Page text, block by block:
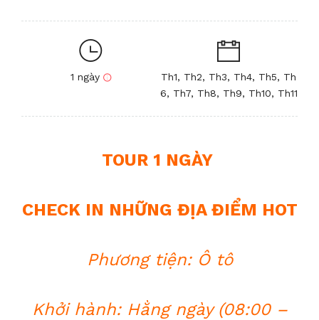
1 ngày
Th1, Th2, Th3, Th4, Th5, Th
6, Th7, Th8, Th9, Th10, Th11
TOUR 1 NGÀY
CHECK IN NHỮNG ĐỊA ĐIỂM HOT
Phương tiện: Ô tô
Khởi hành: Hằng ngày (08:00 –